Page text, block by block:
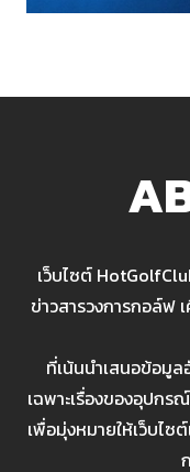
เว็บไซต์
ข่าวสารวงการกอล์ฟ
ที่เน้นนำเสนอข้อมู
เฉพาะเรื่องของอุปกร
เพื่อมุ่งหมายให้เว็บไ